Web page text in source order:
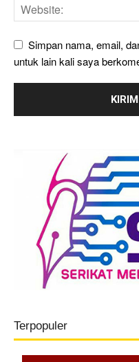
Simpan nama, email,
untuk lain kali saya
Terpopuler